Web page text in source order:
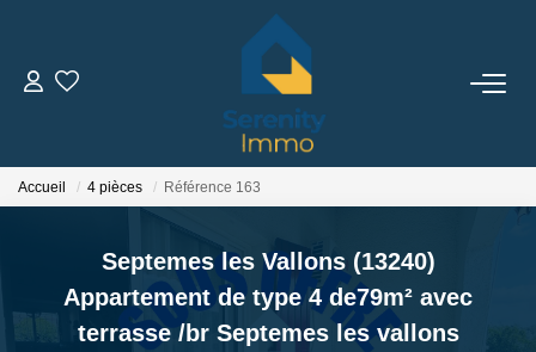
ACHETER
LOUER
ESTIMER
FAIRE GÉRER
Accueil 4 pièces Référence 163
Septemes les Vallons (13240)
Appartement de type 4 de79m² avec
terrasse /br Septemes les vallons